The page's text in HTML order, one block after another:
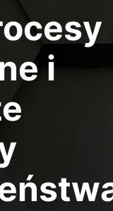
i
Media
Treści z
zostały